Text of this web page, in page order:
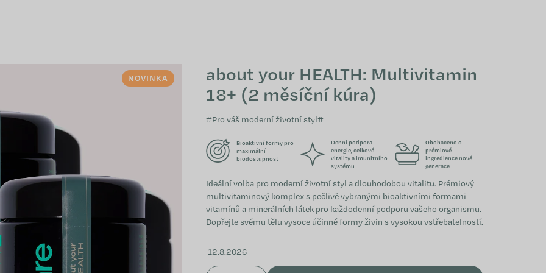
about your HEALTH: Multivitamin
18+ (2 měsíční kúra)
#Pro váš moderní životní styl#
Bioaktivní formy pro
maximální
biodostupnost
Denní podpora
energie, celkové
vitality a imunitního
systému
Obohaceno o
prémiové
ingredience nové
generace
Ideální volba pro moderní životní styl a dlouhodobou vitalitu. Prémiový
multivitaminový komplex s pečlivě vybranými bioaktivními formami
vitamínů a minerálních látek pro každodenní podporu vašeho organismu.
Dopřejte svému tělu vysoce účinné formy živin s vysokou vstřebatelností.
12.8.2026
NOVINKA